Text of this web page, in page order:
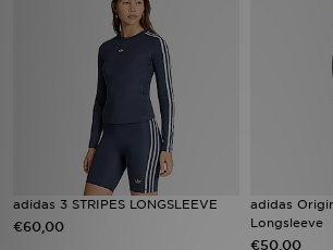
adidas 3 STRIPES LONGSLEEVE
€60,00
adidas
Longsleeve
€50,00
Bestelling Traceren
Klantenservice
Vacatures